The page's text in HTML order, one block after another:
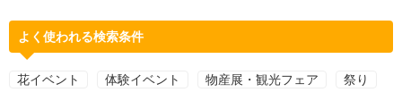
よく使われる検索条件
花イベント 体験イベント 物産展・観光フェア 祭り